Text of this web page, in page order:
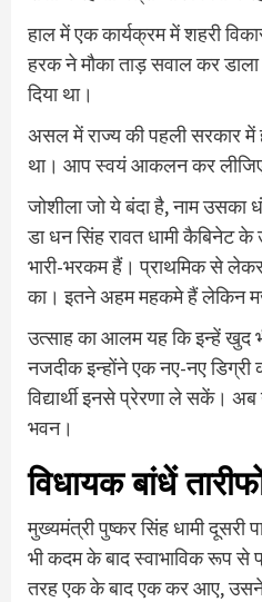
हाल में एक कार्यक्रम में शहरी
हरक ने मौका ताड़ सवाल कर
दिया था।
असल में राज्य की पहली सरकार
था। आप स्वयं आकलन कर लीजिए,
जोशीला जो ये बंदा है, नाम उसका
डा धन सिंह रावत धामी
भारी-भरकम हैं। प्राथमिक से लेकर
का। इतने अहम महकमे हैं लेकिन
उत्साह का आलम यह कि इन्हें खुद
नजदीक इन्होंने एक नए-नए डिग्री
विद्यार्थी इनसे प्रेरणा ले सकें।
भवन।
विधायक बांधें
मुख्यमंत्री पुष्कर सिंह धामी
भी कदम के बाद स्वाभाविक रूप
तरह एक के बाद एक कर आए, उसने